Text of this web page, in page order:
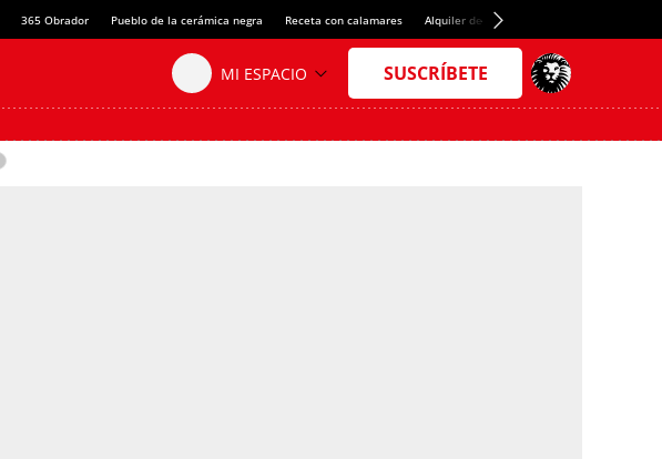
365 Obrador Pueblo de la cerámica negra Receta con calamares Alquiler de habitaciones en España